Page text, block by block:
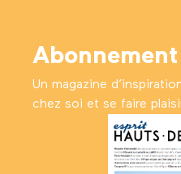
Un magazine
chez soi et se faire